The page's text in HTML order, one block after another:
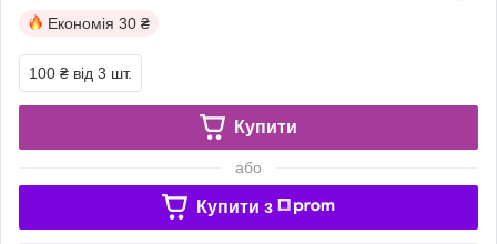
Економія 30 ₴
100 ₴ від 3 шт.
Купити
або
Купити з